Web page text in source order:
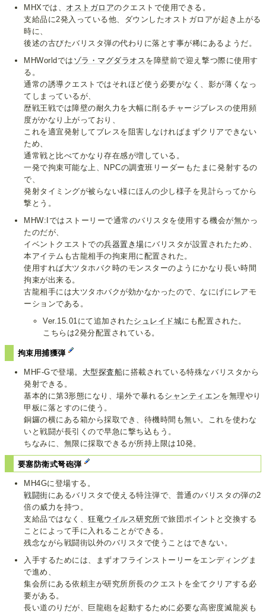
MHXでは、 オストガロアのクエストで使用できる。
支給品に2発入っている他、ダウンしたオストガロアが起き上がる
時に、
後述の古びたバリスタ弾の代わりに落とす事が稀にあるようだ。
MHWorldでは ゾラ・マグダラオスを障壁前で迎え撃つ際に使用す
る。
通常の誘導クエストではそれほど使う必要がなく、影が薄くなっ
てしまっているが、
歴戦王戦では障壁の耐久力を大幅に削るチャージブレスの使用頻
度がかなり上がっており、
これを適宜発射してブレスを阻害しなければまずクリアできない
ため、
通常戦と比べてかなり存在感が増している。
一発で拘束可能な上、NPCの調査班リーダーもたまに発射するの
で、
発射タイミングが被らない様にほんの少し様子を見計らってから
撃とう。
MHW:Iではストーリーで通常のバリスタを使用する機会が無かっ
たのだが、
イベントクエストでの兵器置き場にバリスタが設置されたため、
本アイテムも古龍相手の拘束用に配置された。
使用すれば大ツタホバク時のモンスターのようにかなり長い時間
拘束が出来る。
古龍相手には大ツタホバクが効かなかったので、なにげにレアモ
ーションである。
Ver.15.01にて追加されたシュレイド城にも配置された。
こちらは2発分配置されている。
拘束用捕獲弾
MHF-Gで登場。 大型探査船に搭載されている特殊なバリスタから
発射できる。
基本的に第3形態になり、場外で暴れるシャンティエン を無理やり
甲板に落とすのに使う。
銅鑼の横にある箱から採取でき、待機時間も無い。これを使わな
いと戦闘が長引くので早急に撃ち込もう。
ちなみに、無限に採取できるが所持上限は10発。
要塞防衛式弩砲弾
MH4Gに登場する。
戦闘街にあるバリスタで使える特注弾で、普通のバリスタの弾の2
倍の威力を持つ。
支給品ではなく、狂竜ウイルス研究所で旅団ポイントと交換する
ことによって手に入れることができる。
残念ながら戦闘街以外のバリスタで使うことはできない。
入手するためには、まずオフラインストーリーをエンディングま
で進め、
集会所にある依頼主が研究所所長のクエストを全てクリアする必
要がある。
長い道のりだが、巨龍砲を起動するために必要な高密度滅龍炭も